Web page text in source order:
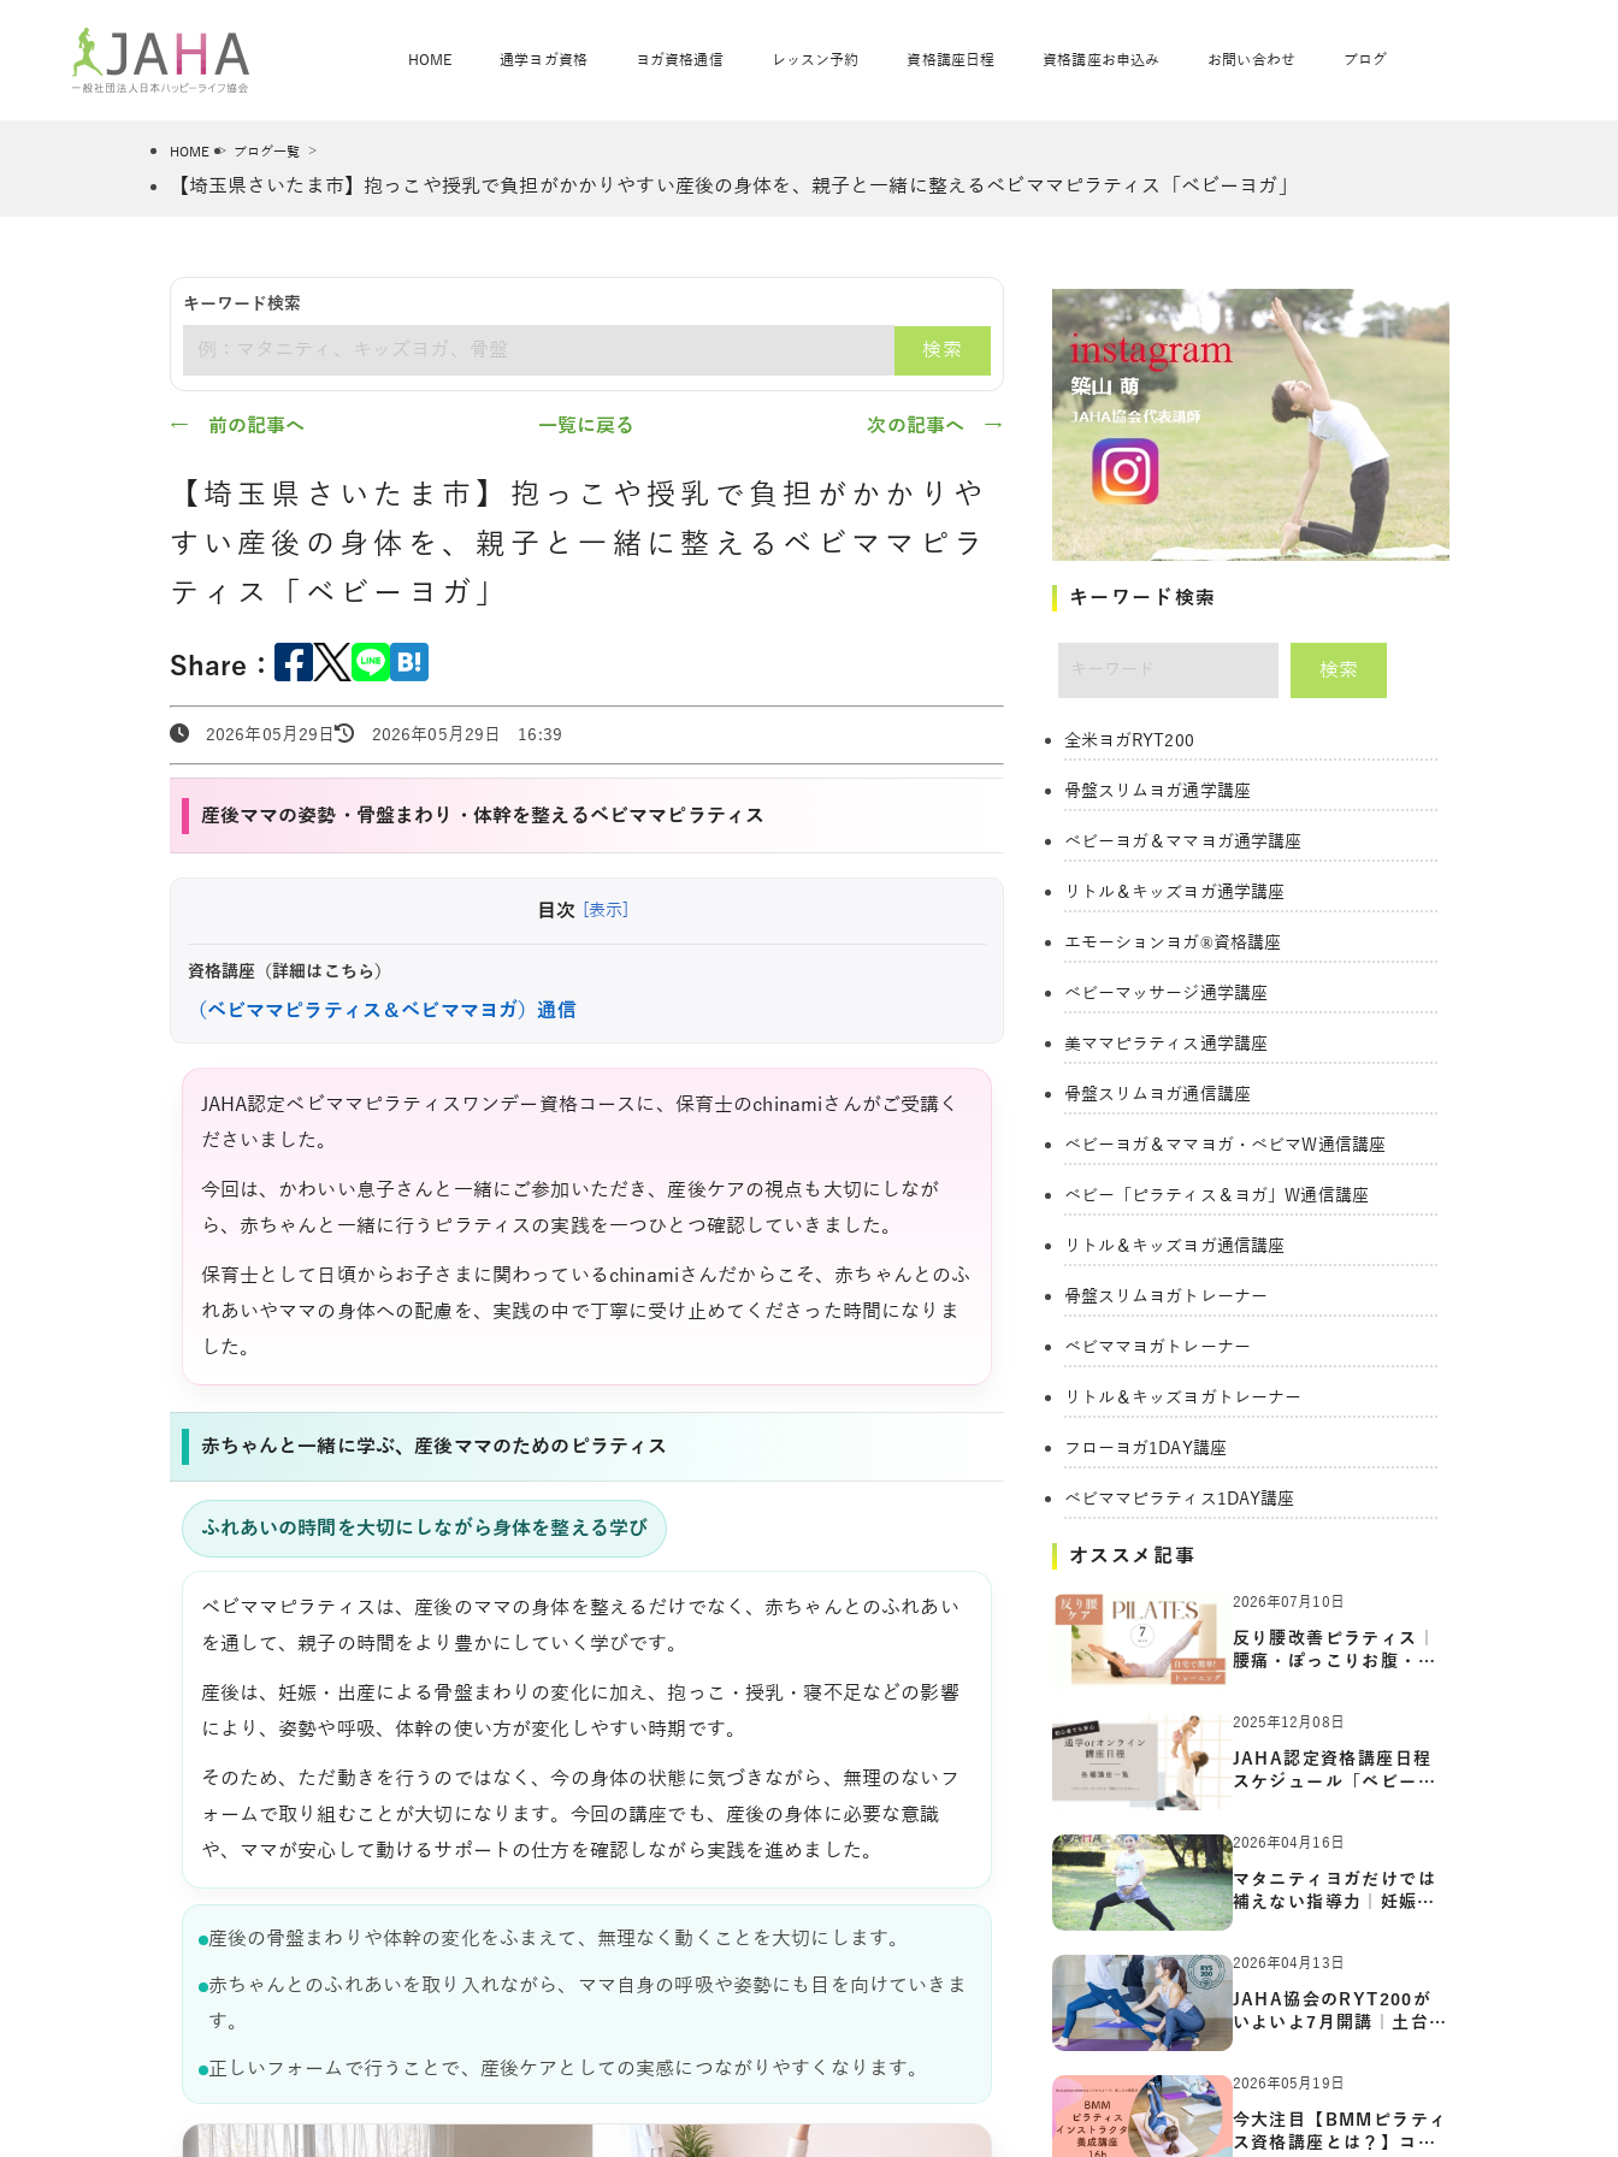
HOME
JAHAについて JAHAヨガスタジオ概要
JAHAnavi
通学ヨガ資格
JAHA資格講座一覧 卒業生の声
骨盤スリムヨガ®通学
エモーションヨガ®通学
ベビーマッサージ通学
美ママピラティス通学
ベビママピラティス1DAY講座
ヨガ資格通信
骨盤スリムヨガ®通信 ベビママヨガW通信 ベビー「ピラティス＆ヨガ」W通信 リトル＆キッズヨガ通信
ヨガ資格講座価格の一覧表
レッスン予約
ヨガレッスンカレンダー オンラインヨガ詳細
マタニティヨガ
キッズヨガ
ベビーチャクラマッサージ
babypark無料体験会
資格講座日程
全米ヨガRYT200
®
美ママピラティ
エモーションヨ
ベビーマッサー
資格講座お申込み お問い合わせ ブログ
HOME ブログ一覧
【埼玉県さいたま市】抱っこや授乳で負担がかかりやすい産後の身体を、親子と一緒に整えるベビママピラティス「ベビーヨガ」
キーワード検索
検索
← 前の記事へ 一覧に戻る 次の記事へ →
【埼玉県さいたま市】抱っこや授乳で負担がかかりや
すい産後の身体を、親子と一緒に整えるベビママピラ
ティス「ベビーヨガ」
Share：
2026年05月29日 2026年05月29日 16:39
産後ママの姿勢・骨盤まわり・体幹を整えるベビママピラティス
目次 [表示]
資格講座（詳細はこちら）
（ベビママピラティス＆ベビママヨガ）通信
JAHA認定ベビママピラティスワンデー資格コースに、保育士のchinamiさんがご受講く
ださいました。
今回は、かわいい息子さんと一緒にご参加いただき、産後ケアの視点も大切にしなが
ら、赤ちゃんと一緒に行うピラティスの実践を一つひとつ確認していきました。
保育士として日頃からお子さまに関わっているchinamiさんだからこそ、赤ちゃんとのふ
れあいやママの身体への配慮を、実践の中で丁寧に受け止めてくださった時間になりま
した。
赤ちゃんと一緒に学ぶ、産後ママのためのピラティス
ふれあいの時間を大切にしながら身体を整える学び
ベビママピラティスは、産後のママの身体を整えるだけでなく、赤ちゃんとのふれあい
を通して、親子の時間をより豊かにしていく学びです。
産後は、妊娠・出産による骨盤まわりの変化に加え、抱っこ・授乳・寝不足などの影響
により、姿勢や呼吸、体幹の使い方が変化しやすい時期です。
そのため、ただ動きを行うのではなく、今の身体の状態に気づきながら、無理のないフ
ォームで取り組むことが大切になります。今回の講座でも、産後の身体に必要な意識
や、ママが安心して動けるサポートの仕方を確認しながら実践を進めました。
産後の骨盤まわりや体幹の変化をふまえて、無理なく動くことを大切にします。
赤ちゃんとのふれあいを取り入れながら、ママ自身の呼吸や姿勢にも目を向けていきま
す。
正しいフォームで行うことで、産後ケアとしての実感につながりやすくなります。
キーワード検索
検索
全米ヨガRYT200
骨盤スリムヨガ通学講座
ベビーヨガ＆ママヨガ通学講座
リトル＆キッズヨガ通学講座
エモーションヨガ®資格講座
ベビーマッサージ通学講座
美ママピラティス通学講座
骨盤スリムヨガ通信講座
ベビーヨガ＆ママヨガ・ベビマW通信講座
ベビー「ピラティス＆ヨガ」W通信講座
リトル＆キッズヨガ通信講座
骨盤スリムヨガトレーナー
ベビママヨガトレーナー
リトル＆キッズヨガトレーナー
フローヨガ1DAY講座
ベビママピラティス1DAY講座
オススメ記事
2026年07月10日
反り腰改善ピラティス｜
腰痛・ぽっこりお腹・姿
2025年12月08日
JAHA認定資格講座日程
スケジュール「ベビーヨ
2026年04月16日
マタニティヨガだけでは
補えない指導力｜妊娠期
の体…
2026年04月13日
JAHA協会のRYT200が
いよいよ7月開講｜土台か
ら応用ま…
2026年05月19日
今大注目【BMMピラティ
ス資格講座とは？】コア